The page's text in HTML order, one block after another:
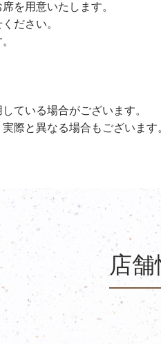
を用意いたします。
ださい。
ている場合がございます。
際と異なる場合もございます
店舗